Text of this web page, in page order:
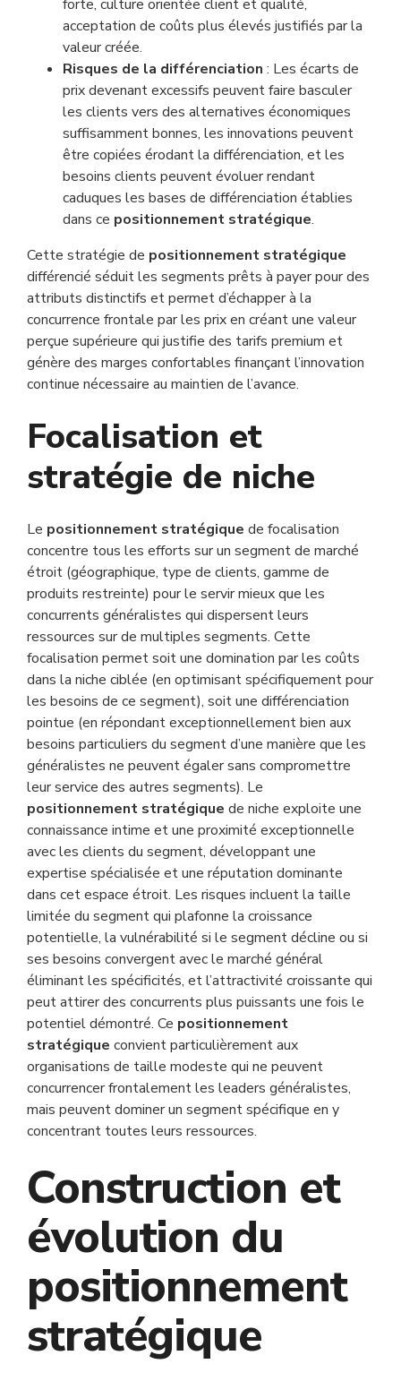
forte, culture orientée client et qualité,
acceptation de coûts plus élevés justifiés par la
valeur créée.
Risques de la différenciation : Les écarts de
prix devenant excessifs peuvent faire basculer
les clients vers des alternatives économiques
suffisamment bonnes, les innovations peuvent
être copiées érodant la différenciation, et les
besoins clients peuvent évoluer rendant
caduques les bases de différenciation établies
dans ce positionnement stratégique.
Cette stratégie de positionnement stratégique
différencié séduit les segments prêts à payer pour des
attributs distinctifs et permet d’échapper à la
concurrence frontale par les prix en créant une valeur
perçue supérieure qui justifie des tarifs premium et
génère des marges confortables finançant l’innovation
continue nécessaire au maintien de l’avance.
Focalisation et
stratégie de niche
Le positionnement stratégique de focalisation
concentre tous les efforts sur un segment de marché
étroit (géographique, type de clients, gamme de
produits restreinte) pour le servir mieux que les
concurrents généralistes qui dispersent leurs
ressources sur de multiples segments. Cette
focalisation permet soit une domination par les coûts
dans la niche ciblée (en optimisant spécifiquement pour
les besoins de ce segment), soit une différenciation
pointue (en répondant exceptionnellement bien aux
besoins particuliers du segment d’une manière que les
généralistes ne peuvent égaler sans compromettre
leur service des autres segments). Le
positionnement stratégique de niche exploite une
connaissance intime et une proximité exceptionnelle
avec les clients du segment, développant une
expertise spécialisée et une réputation dominante
dans cet espace étroit. Les risques incluent la taille
limitée du segment qui plafonne la croissance
potentielle, la vulnérabilité si le segment décline ou si
ses besoins convergent avec le marché général
éliminant les spécificités, et l’attractivité croissante qui
peut attirer des concurrents plus puissants une fois le
potentiel démontré. Ce positionnement
stratégique convient particulièrement aux
organisations de taille modeste qui ne peuvent
concurrencer frontalement les leaders généralistes,
mais peuvent dominer un segment spécifique en y
concentrant toutes leurs ressources.
Construction et
évolution du
positionnement
stratégique